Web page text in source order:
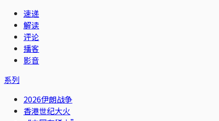
速递
解读
评论
播客
影音
系列
2026伊朗战争
香港世纪大火